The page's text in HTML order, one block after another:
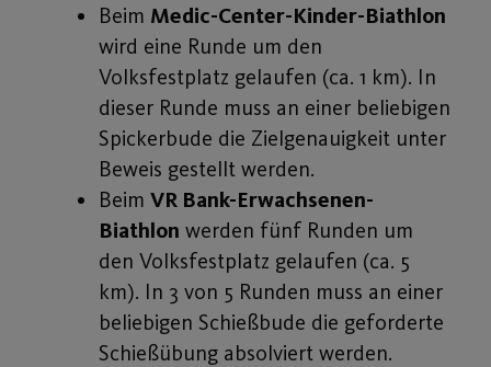
Beim Medic-Center-Kinder-Biathlon
wird eine Runde um den
Volksfestplatz gelaufen (ca. 1 km). In
dieser Runde muss an einer beliebigen
Spickerbude die Zielgenauigkeit unter
Beweis gestellt werden.
Beim VR Bank-Erwachsenen-
Biathlon werden fünf Runden um
den Volksfestplatz gelaufen (ca. 5
km). In 3 von 5 Runden muss an einer
beliebigen Schießbude die geforderte
Schießübung absolviert werden.